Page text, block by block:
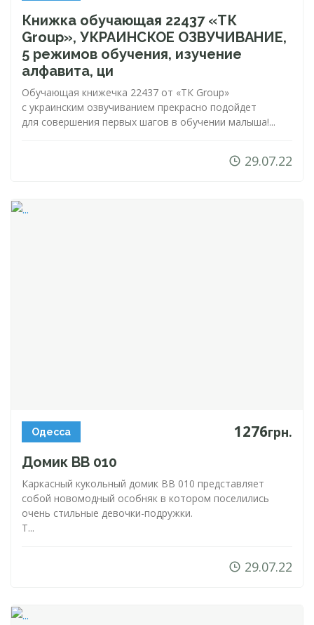
Книжка обучающая 22437 «ТК
Group», УКРАИНСКОЕ ОЗВУЧИВАНИЕ,
5 режимов обучения, изучение
алфавита, ци
Обучающая книжечка 22437 от «ТК Group»
с украинским озвучиванием прекрасно подойдет
для совершения первых шагов в обучении малыша!...
29.07.22
Одесса 1276грн.
Домик ВВ 010
Каркасный кукольный домик BB 010 представляет
собой новомодный особняк в котором поселились
очень стильные девочки-подружки.
Т...
29.07.22